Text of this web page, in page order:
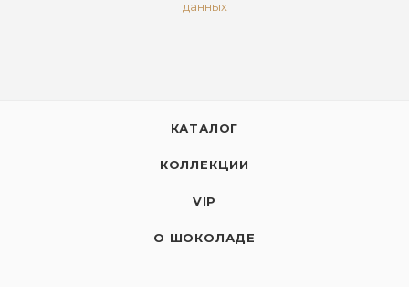
данных
КАТАЛОГ
КОЛЛЕКЦИИ
VIP
О ШОКОЛАДЕ